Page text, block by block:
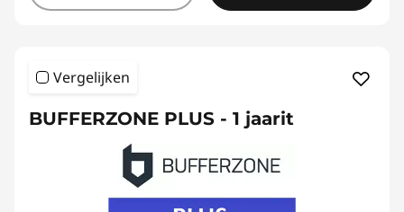
Vergelijken
BUFFERZONE PLUS - 1 jaarit